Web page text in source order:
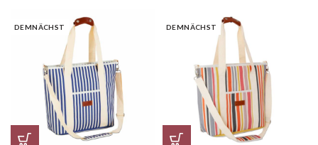
DEMNÄCHST DEMNÄCHST